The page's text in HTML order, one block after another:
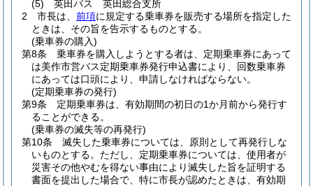
(5)
英田バス 英田総合支所
2
市長は、 前項に規定する乗車券を販売する場所を指定した
ときは、その旨を告示するものとする。
(乗車券の購入)
第8条
乗車券を購入しようとする者は、定期乗車券にあって
は美作市営バス定期乗車券発行申込書により、回数乗車券
にあっては口頭により、申請しなければならない。
(定期乗車券の発行)
第9条
定期乗車券は、有効期間の初日の1か月前から発行す
ることができる。
(乗車券の滅失等の再発行)
第10条
滅失した乗車券については、原則として再発行しな
いものとする。 ただし、定期乗車券については、使用者が
災害その他やむを得ない事由により滅失した旨を証明する
書面を提出した場合で、特に市長が認めたときは、有効期